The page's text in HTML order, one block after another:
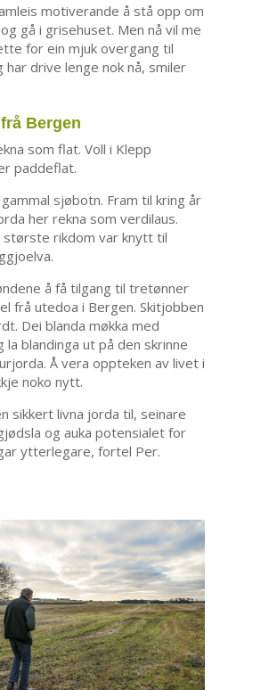
motiverande å stå opp om
gå i grisehuset. Men nå vil me
for ein mjuk overgang til
har drive lenge nok nå, smiler
Bergen
som flat. Voll i Klepp
paddeflat.
sjøbotn. Fram til kring år
her rekna som verdilaus.
største rikdom var knytt til
å få tilgang til tretønner
frå utedoa i Bergen. Skitjobben
Dei blanda møkka med
blandinga ut på den skrinne
Å vera oppteken av livet i
noko nytt.
sikkert livna jorda til, seinare
og auka potensialet for
ytterlegare, fortel Per.